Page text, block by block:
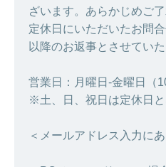
ざいます。あらかじめご
定休日にいただいたお問
以降のお返事とさせていた
営業日：月曜日-金曜日（
※土、日、祝日は定休日と
＜メールアドレス入力に